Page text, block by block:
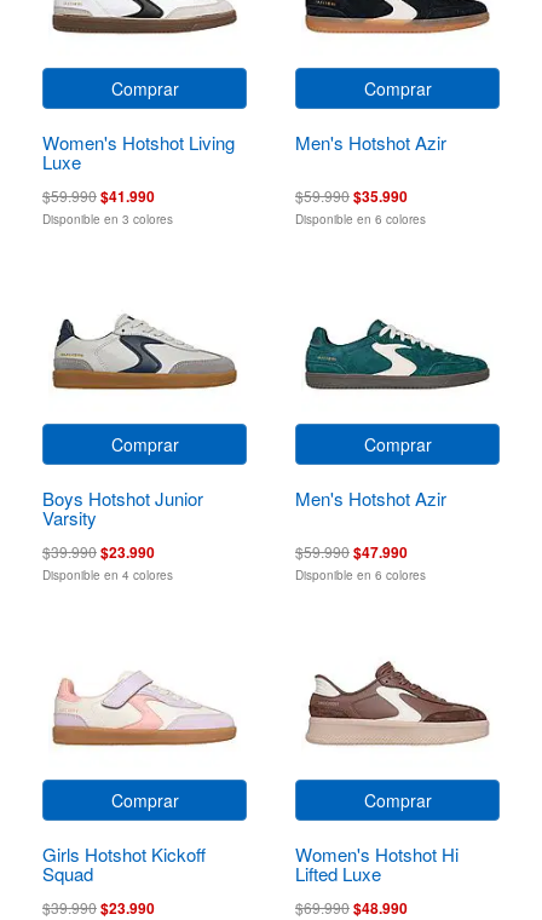
Comprar
Women's Hotshot Living
Luxe
$59.990$41.990
Disponible en 3 colores
Comprar
Men's Hotshot Azir
$59.990$35.990
Disponible en 6 colores
Comprar
Boys Hotshot Junior
Varsity
$39.990$23.990
Disponible en 4 colores
Comprar
Men's Hotshot Azir
$59.990$47.990
Disponible en 6 colores
Comprar
Girls Hotshot Kickoff
Squad
$39.990$23.990
Comprar
Women's Hotshot Hi
Lifted Luxe
$69.990$48.990